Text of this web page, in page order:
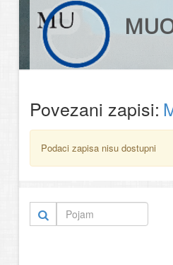
Povezani zapisi:
Podaci zapisa nisu dostupni